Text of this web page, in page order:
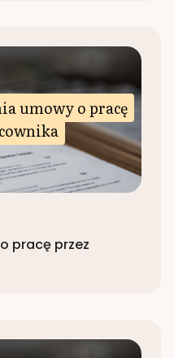
umowy o pracę
pracę przez